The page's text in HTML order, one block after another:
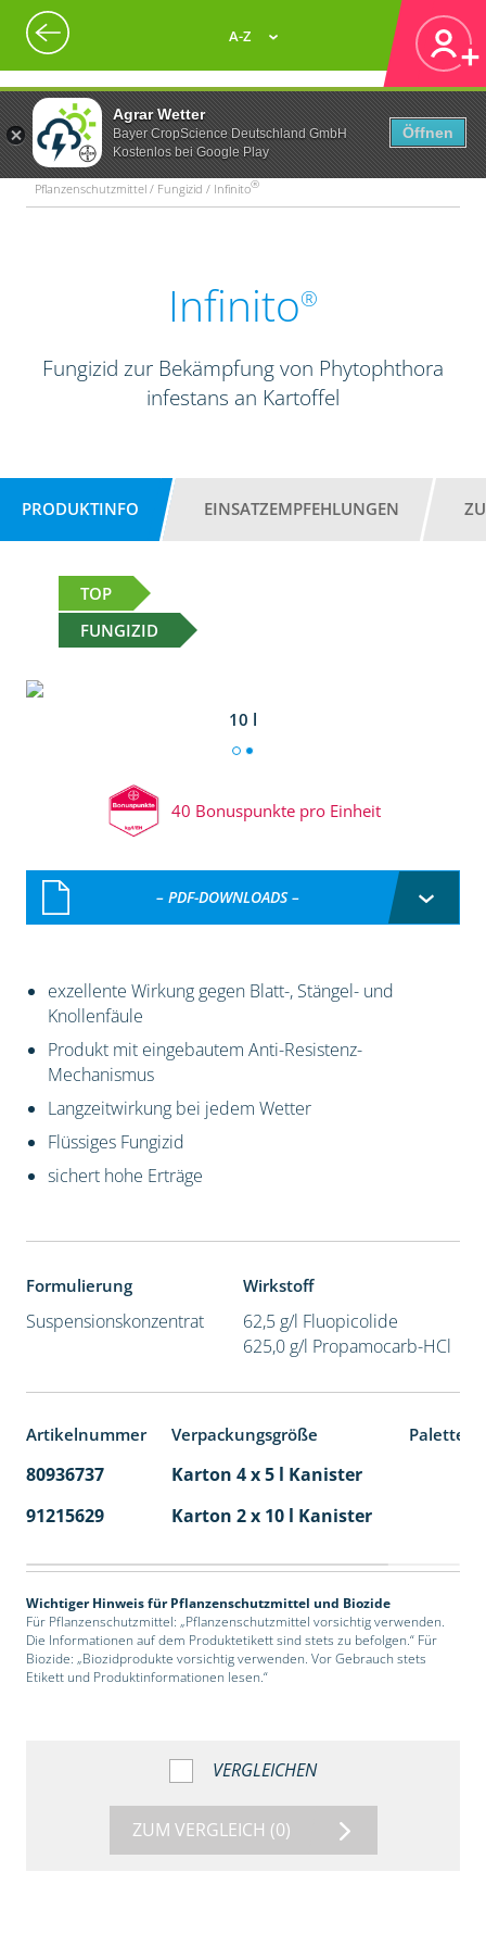
Agrar Wetter
Bayer CropScience Deutschland GmbH
Kostenlos bei Google Play
Öffnen
A-Z
Pflanzenschutzmittel / Fungizid / Infinito®
Infinito®
Fungizid zur Bekämpfung von Phytophthora
infestans an Kartoffel
PRODUKTINFO EINSATZEMPFEHLUNGEN
TOP
FUNGIZID
10 l
40 Bonuspunkte pro Einheit
– PDF-DOWNLOADS –
exzellente Wirkung gegen Blatt-, Stängel- und
Knollenfäule
Produkt mit eingebautem Anti-Resistenz-
Mechanismus
Langzeitwirkung bei jedem Wetter
Flüssiges Fungizid
sichert hohe Erträge
Formulierung
Suspensionskonzentrat
Wirkstoff
62,5 g/l Fluopicolide
625,0 g/l Propamocarb-HCl
Artikelnummer Verpackungsgröße
80936737 Karton 4 x 5 l Kanister
91215629
Karton 2 x 10 l Kanister
Wichtiger Hinweis für Pflanzenschutzmittel und Biozide
Für Pflanzenschutzmittel: „Pflanzenschutzmittel vorsichtig verwenden.
Die Informationen auf dem Produktetikett sind stets zu befolgen.“ Für
Biozide: „Biozidprodukte vorsichtig verwenden. Vor Gebrauch stets
Etikett und Produktinformationen lesen.“
VERGLEICHEN
ZUM VERGLEICH (0)